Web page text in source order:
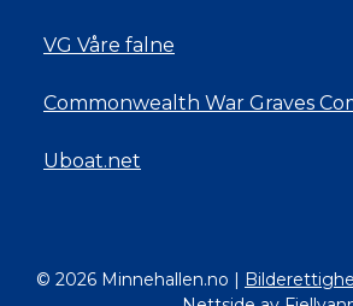
VG Våre falne
Commonwealth War Graves
Uboat.net
© 2026 Minnehallen.no |